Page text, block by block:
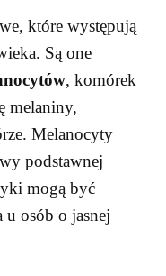
które występują
Są one
, komórek
melaniny,
Melanocyty
podstawnej
mogą być
u osób o jasnej